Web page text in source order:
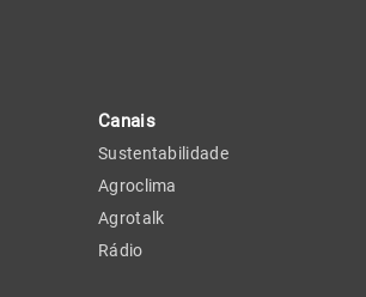
Canais
Sustentabilidade
Agroclima
Agrotalk
Rádio